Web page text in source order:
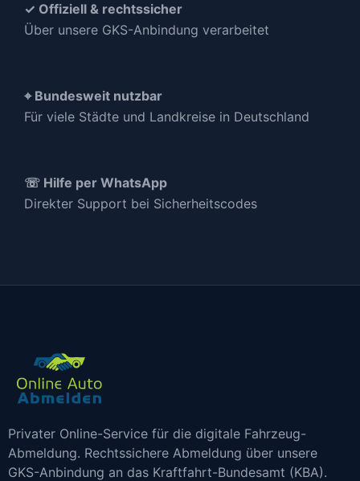
✓ Offiziell & rechtssicher
Über unsere GKS-Anbindung verarbeitet
⌖ Bundesweit nutzbar
Für viele Städte und Landkreise in Deutschland
☏ Hilfe per WhatsApp
Direkter Support bei Sicherheitscodes
Privater Online-Service für die digitale Fahrzeug-
Abmeldung. Rechtssichere Abmeldung über unsere
GKS-Anbindung an das Kraftfahrt-Bundesamt (KBA).